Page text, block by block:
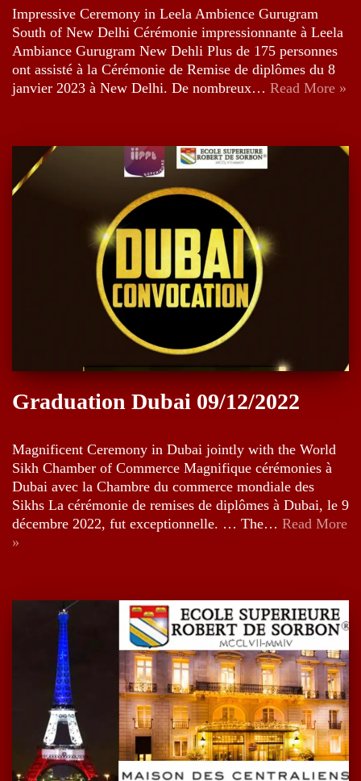
Impressive Ceremony in Leela Ambience Gurugram
South of New Delhi Cérémonie impressionnante à Leela
Ambiance Gurugram New Dehli Plus de 175 personnes
ont assisté à la Cérémonie de Remise de diplômes du 8
janvier 2023 à New Delhi. De nombreux… Read More »
Graduation Dubai 09/12/2022
Magnificent Ceremony in Dubai jointly with the World
Sikh Chamber of Commerce Magnifique cérémonies à
Dubai avec la Chambre du commerce mondiale des
Sikhs La cérémonie de remises de diplômes à Dubai, le 9
décembre 2022, fut exceptionnelle. … The… Read More
»